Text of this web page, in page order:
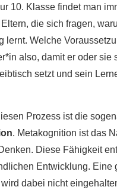
10. Klasse findet man
die sich fragen,
lernt. Welche
also, damit er oder sie
setzt und sein
Prozess ist die
. Metakognition ist das
Diese Fähigkeit
Entwicklung. Eine
dabei nicht